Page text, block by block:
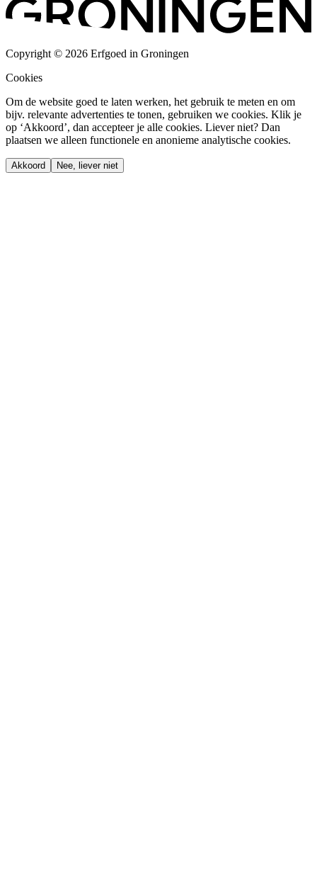
Copyright © 2026 Erfgoed in Groningen
Cookies
Om de website goed te laten werken, het gebruik te meten en om
bijv. relevante advertenties te tonen, gebruiken we cookies. Klik je
op ‘Akkoord’, dan accepteer je alle cookies. Liever niet? Dan
plaatsen we alleen functionele en anonieme analytische cookies.
Akkoord Nee, liever niet